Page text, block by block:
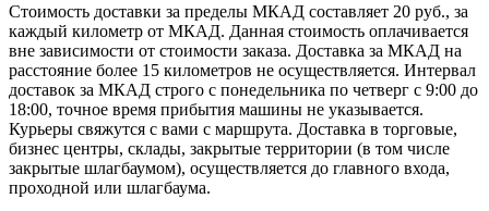
Стоимость доставки за пределы МКАД составляет 20 руб., за
каждый километр от МКАД. Данная стоимость оплачивается
вне зависимости от стоимости заказа. Доставка за МКАД на
расстояние более 15 километров не осуществляется. Интервал
доставок за МКАД строго с понедельника по четверг с 9:00 до
18:00, точное время прибытия машины не указывается.
Курьеры свяжутся с вами с маршрута. Доставка в торговые,
бизнес центры, склады, закрытые территории (в том числе
закрытые шлагбаумом), осуществляется до главного входа,
проходной или шлагбаума.